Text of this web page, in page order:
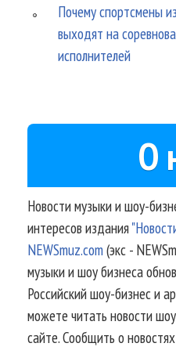
Почему спортсмены
выходят на
исполнителей
О
Новости музыки и шоу-
интересов издания
NEWSmuz.com(экс -
музыки и шоу бизнеса
Российский шоу-бизнес и
можете читать новости
сайте. Сообщить о